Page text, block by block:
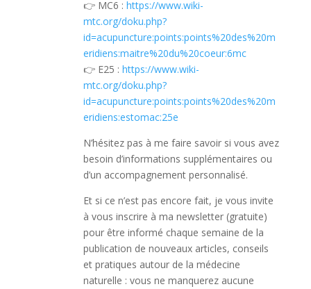
👉 MC6 : https://www.wiki-
mtc.org/doku.php?
id=acupuncture:points:points%20des%20m
eridiens:maitre%20du%20coeur:6mc
👉 E25 : https://www.wiki-
mtc.org/doku.php?
id=acupuncture:points:points%20des%20m
eridiens:estomac:25e
N’hésitez pas à me faire savoir si vous avez
besoin d’informations supplémentaires ou
d’un accompagnement personnalisé.
Et si ce n’est pas encore fait, je vous invite
à vous inscrire à ma newsletter (gratuite)
pour être informé chaque semaine de la
publication de nouveaux articles, conseils
et pratiques autour de la médecine
naturelle : vous ne manquerez aucune